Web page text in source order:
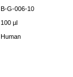
B-G-006-10
100 µl
Human